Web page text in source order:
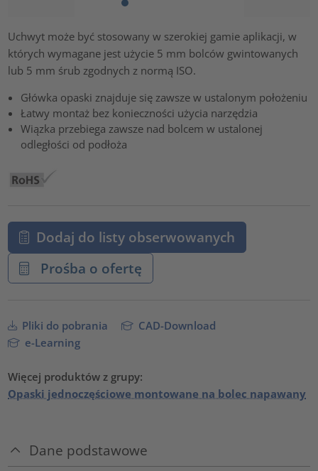
Uchwyt może być stosowany w szerokiej gamie aplikacji, w
których wymagane jest użycie 5 mm bolców gwintowanych
lub 5 mm śrub zgodnych z normą ISO.
Główka opaski znajduje się zawsze w ustalonym położeniu
Łatwy montaż bez konieczności użycia narzędzia
Wiązka przebiega zawsze nad bolcem w ustalonej
odległości od podłoża
Dodaj do listy obserwowanych
Prośba o ofertę
Pliki do pobrania
CAD-Download
e-Learning
Więcej produktów z grupy:
Opaski jednoczęściowe montowane na bolec napawany
Dane podstawowe